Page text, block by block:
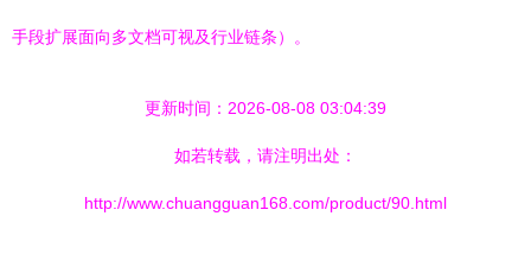
手段扩展面向多文档可视及行业链条）。
更新时间：2026-08-08 03:04:39
如若转载，请注明出处：
http://www.chuangguan168.com/product/90.html